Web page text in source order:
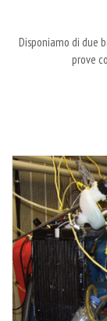
Disponiamo di due
prove